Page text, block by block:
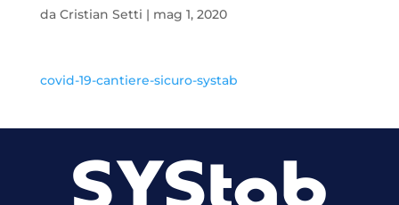
da Cristian Setti | mag 1, 2020
covid-19-cantiere-sicuro-systab